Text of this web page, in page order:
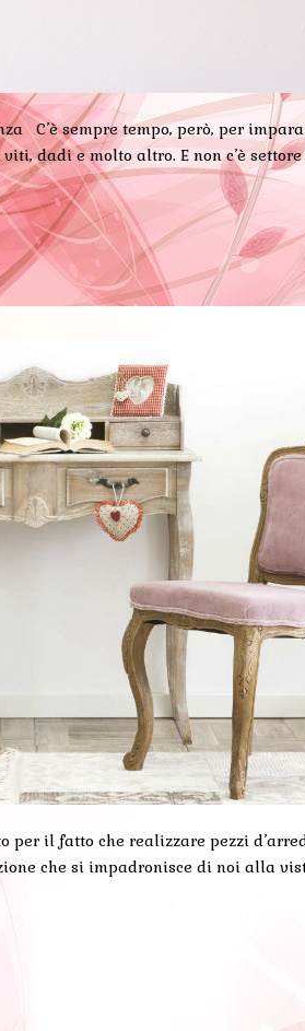
C’è sempre tempo, però, per
dadi e molto altro. E non c’è
il fatto che realizzare pezzi
che si impadronisce di noi alla